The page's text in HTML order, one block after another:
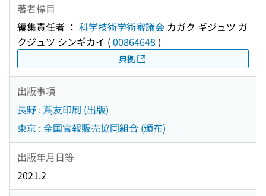
著者標目
編集責任者 ： 科学技術学術審議会 カガク ギジュツ ガ
クジュツ シンギカイ (00864648 )
典拠
出版事項
長野 : 蔦友印刷 (出版)
東京 : 全国官報販売協同組合 (頒布)
出版年月日等
2021.2